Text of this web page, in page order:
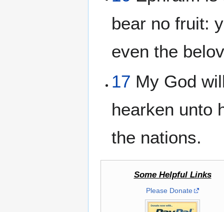
bear no fruit:
even the
17 My God
hearken unto
the nations.
Some Helpful Links
Please Donate